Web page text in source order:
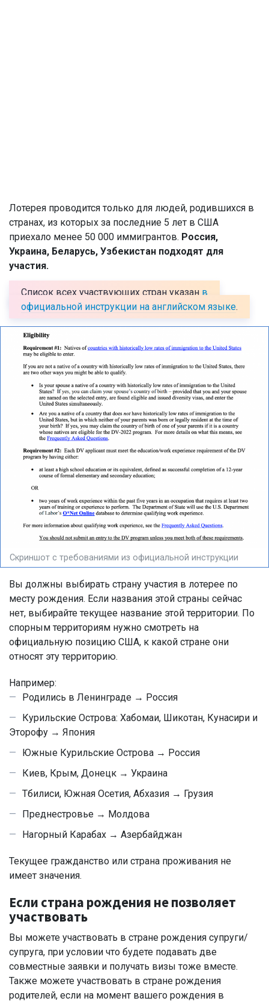
Лотерея проводится только для людей, родившихся в
странах, из которых за последние 5 лет в США
приехало менее 50 000 иммигрантов. Россия,
Украина, Беларусь, Узбекистан подходят для
участия.
Список всех участвующих стран указан в
официальной инструкции на английском языке.
Скриншот с требованиями из официальной инструкции
Вы должны выбирать страну участия в лотерее по
месту рождения. Если названия этой страны сейчас
нет, выбирайте текущее название этой территории. По
спорным территориям нужно смотреть на
официальную позицию США, к какой стране они
относят эту территорию.
Например:
Родились в Ленинграде → Россия
Курильские Острова: Хабомаи, Шикотан, Кунасири и
Эторофу → Япония
Южные Курильские Острова → Россия
Киев, Крым, Донецк → Украина
Тбилиси, Южная Осетия, Абхазия → Грузия
Преднестровье → Молдова
Нагорный Карабах → Азербайджан
Текущее гражданство или страна проживания не
имеет значения.
Если страна рождения не позволяет
участвовать
Вы можете участвовать в стране рождения супруги/
супруга, при условии что будете подавать две
совместные заявки и получать визы тоже вместе.
Также можете участвовать в стране рождения
родителей, если на момент вашего рождения в